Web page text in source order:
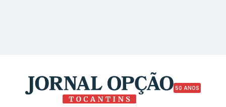
50 ANOS